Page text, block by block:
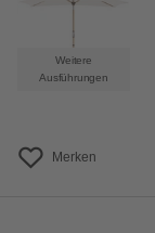
Weitere
Ausführungen
Merken